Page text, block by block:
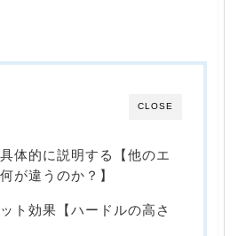
CLOSE
体的に説明する【他のエ
が違うのか？】
ト効果【ハードルの高さ